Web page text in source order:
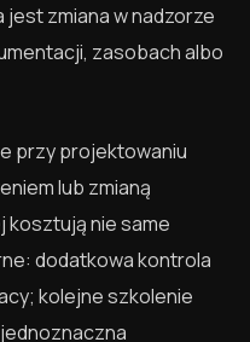
zmiana w nadzorze
zasobach albo
przy projektowaniu
lub zmianą
kosztują nie same
dodatkowa kontrola
kolejne szkolenie